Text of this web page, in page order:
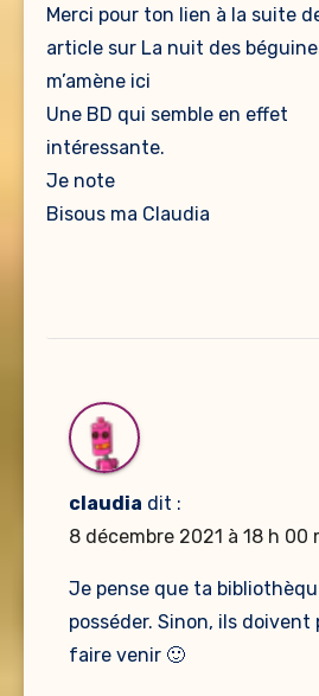
Merci pour ton lien à la suite
article sur La nuit des
m’amène ici
Une BD qui semble en effet
intéressante.
Je note
Bisous ma Claudia
claudia dit :
8 décembre 2021 à 18 h 00
Je pense que ta
posséder. Sinon, ils doivent
faire venir 🙂